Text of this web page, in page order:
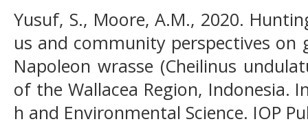
Yusuf, S., Moore, A.M., 2020.
us and community perspectives on
Napoleon wrasse (Cheilinus
of the Wallacea Region, Indonesia.
h and Environmental Science. IOP